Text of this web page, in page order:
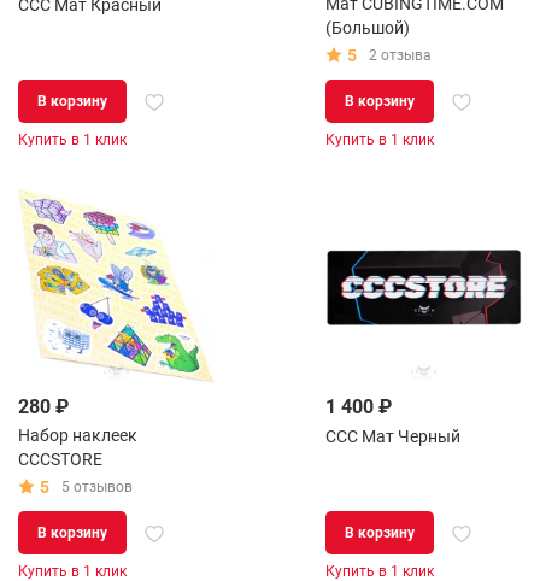
CCC Мат Красный
В корзину
Купить в 1 клик
(Большой)
5
2 отзыва
В корзину
Купить в 1 клик
280 ₽
Набор наклеек
CCCSTORE
5
5 отзывов
В корзину
Купить в 1 клик
1 400 ₽
CCC Мат Черный
В корзину
Купить в 1 клик